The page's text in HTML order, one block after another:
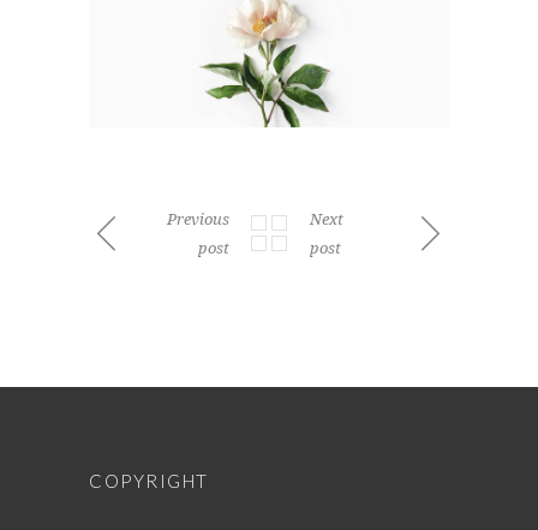
Previous
post
Next
post
COPYRIGHT